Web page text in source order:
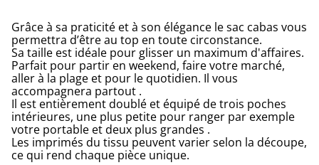
Grâce à sa praticité et à son élégance le sac cabas vous
permettra d’être au top en toute circonstance.
Sa taille est idéale pour glisser un maximum d'affaires.
Parfait pour partir en weekend, faire votre marché,
aller à la plage et pour le quotidien. Il vous
accompagnera partout .
Il est entièrement doublé et équipé de trois poches
intérieures, une plus petite pour ranger par exemple
votre portable et deux plus grandes .
Les imprimés du tissu peuvent varier selon la découpe,
ce qui rend chaque pièce unique.